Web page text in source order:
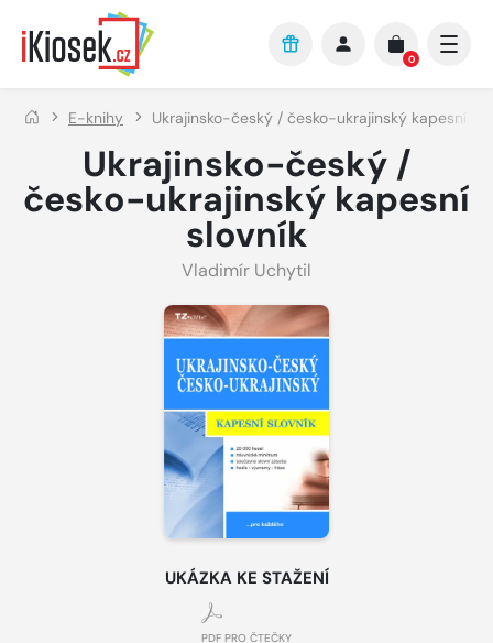
Přejít na hlavní obsah
0
E-knihy Ukrajinsko-český / česko-ukrajinský kapesní
Ukrajinsko-český /
česko-ukrajinský kapesní
slovník
Vladimír Uchytil
UKÁZKA KE STAŽENÍ
PDF PRO ČTEČKY